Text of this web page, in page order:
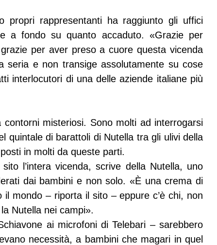
propri rappresentanti ha raggiunto gli uffici
a fondo su quanto accaduto. «Grazie per
per aver preso a cuore questa vicenda
seria e non transige assolutamente su cose
interlocutori di una delle aziende italiane più
misteriosi. Sono molti ad interrogarsi
quintale di barattoli di Nutella tra gli ulivi della
in molti da queste parti.
l’intera vicenda, scrive della Nutella, uno
dai bambini e non solo. «È una crema di
mondo – riporta il sito – eppure c’è chi, non
Nutella nei campi».
ai microfoni di Telebari – sarebbero
necessità, a bambini che magari in quel